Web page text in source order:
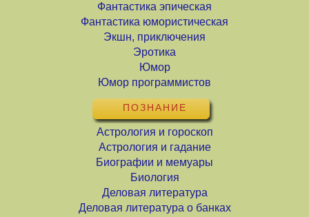
Фантастика эпическая
Фантастика юмористическая
Экшн, приключения
Эротика
Юмор
Юмор программистов
ПОЗНАНИЕ
Астрология и гороскоп
Астрология и гадание
Биографии и мемуары
Биология
Деловая литература
Деловая литература о банках